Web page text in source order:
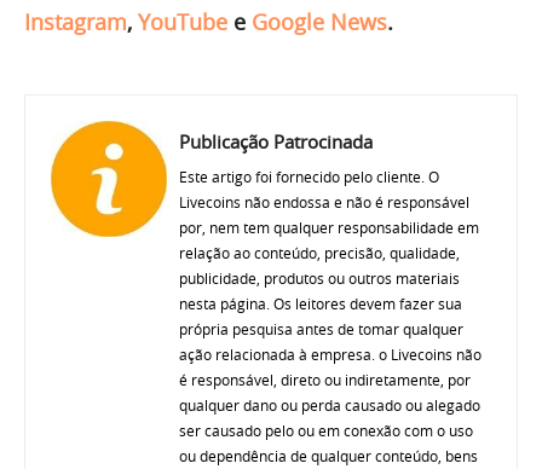
Instagram, YouTube e Google News.
Publicação Patrocinada
Este artigo foi fornecido pelo cliente. O
Livecoins não endossa e não é responsável
por, nem tem qualquer responsabilidade em
relação ao conteúdo, precisão, qualidade,
publicidade, produtos ou outros materiais
nesta página. Os leitores devem fazer sua
própria pesquisa antes de tomar qualquer
ação relacionada à empresa. o Livecoins não
é responsável, direto ou indiretamente, por
qualquer dano ou perda causado ou alegado
ser causado pelo ou em conexão com o uso
ou dependência de qualquer conteúdo, bens